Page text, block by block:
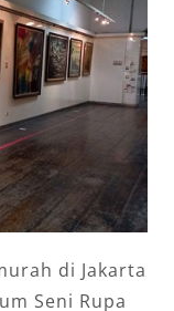
di Jakarta
Seni Rupa